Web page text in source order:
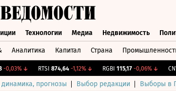
Технологии Медиа Недвижимость
Аналитика Капитал Страна
-0,03%↓ RTSI 874,64 -1,12%↓ RGBI 115,17 -0,06%↓
прогнозы Выбор редакции Выборы в